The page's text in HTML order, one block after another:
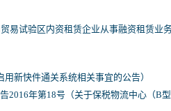
易试验区内资租赁企业从事融资租赁业
新快件通关系统相关事宜的公告）
2016年第18号（关于保税物流中心（B型